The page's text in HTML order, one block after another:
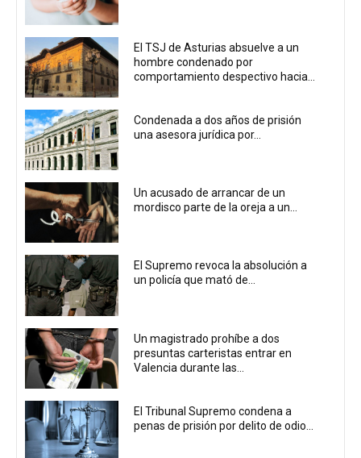
El TSJ de Asturias absuelve a un
hombre condenado por
comportamiento despectivo hacia...
Condenada a dos años de prisión
una asesora jurídica por...
Un acusado de arrancar de un
mordisco parte de la oreja a un...
El Supremo revoca la absolución a
un policía que mató de...
Un magistrado prohíbe a dos
presuntas carteristas entrar en
Valencia durante las...
El Tribunal Supremo condena a
penas de prisión por delito de odio...